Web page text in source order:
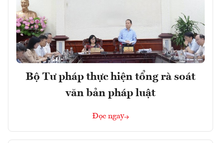
Bộ Tư pháp thực hiện tổng rà soát
văn bản pháp luật
Đọc ngay